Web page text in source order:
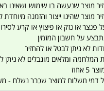
מוצר שנעשה בו שימוש ושאינו
מוצר שהינו ייצור והזמנה
פנצר או נזק או פיצוץ או קרע
על חשבון המזמין
לא ניתן לבטל או להחזיר
המלחמה ומלאים מוגבלים לא ניתן
אחוז
דמי משלוח למוצר שכבר נשלח -